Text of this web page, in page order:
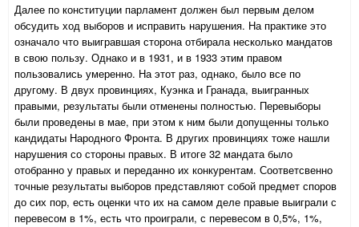
Далее по конституции парламент должен был первым делом
обсудить ход выборов и исправить нарушения. На практике это
означало что выигравшая сторона отбирала несколько мандатов
в свою пользу. Однако и в 1931, и в 1933 этим правом
пользовались умеренно. На этот раз, однако, было все по
другому. В двух провинциях, Куэнка и Гранада, выигранных
правыми, результаты были отменены полностью. Перевыборы
были проведены в мае, при этом к ним были допущенны только
кандидаты Народного Фронта. В других провинциях тоже нашли
нарушения со стороны правых. В итоге 32 мандата было
отобранно у правых и переданно их конкурентам. Соответсвенно
точные результаты выборов представляют собой предмет споров
до сих пор, есть оценки что их на самом деле правые выиграли с
перевесом в 1%, есть что проиграли, с перевесом в 0,5%, 1%,